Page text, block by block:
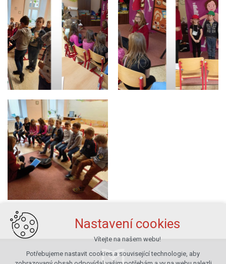
Nastavení cookies
Vítejte na našem webu!
Potřebujeme nastavit cookies a související technologie, aby